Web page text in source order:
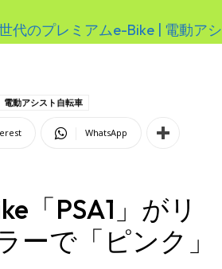
代のプレミアムe-Bike | 電動アシ
電動アシスト自転車
WhatsApp
「PSA1」がリ
で「ピンク」